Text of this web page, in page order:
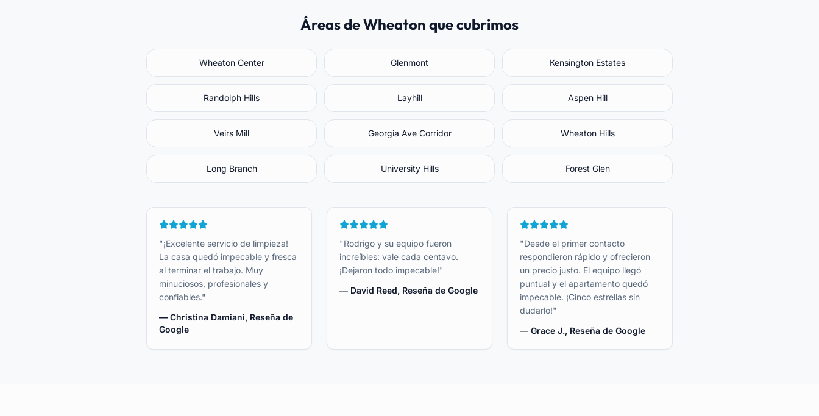
Áreas de Wheaton que cubrimos
Wheaton Center Glenmont Kensington Estates
Randolph Hills Layhill Aspen Hill
Veirs Mill Georgia Ave Corridor Wheaton Hills
Long Branch University Hills Forest Glen
"¡Excelente servicio de limpieza!
La casa quedó impecable y fresca
al terminar el trabajo. Muy
minuciosos, profesionales y
confiables."
— Christina Damiani, Reseña de
Google
"Rodrigo y su equipo fueron
increíbles: vale cada centavo.
¡Dejaron todo impecable!"
— David Reed, Reseña de Google
"Desde el primer contacto
respondieron rápido y ofrecieron
un precio justo. El equipo llegó
puntual y el apartamento quedó
impecable. ¡Cinco estrellas sin
dudarlo!"
— Grace J., Reseña de Google